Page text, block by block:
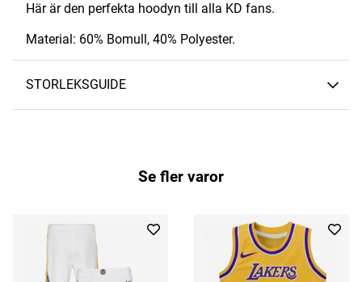
Här är den perfekta hoodyn till alla KD fans.
Material: 60% Bomull, 40% Polyester.
STORLEKSGUIDE
Se fler varor